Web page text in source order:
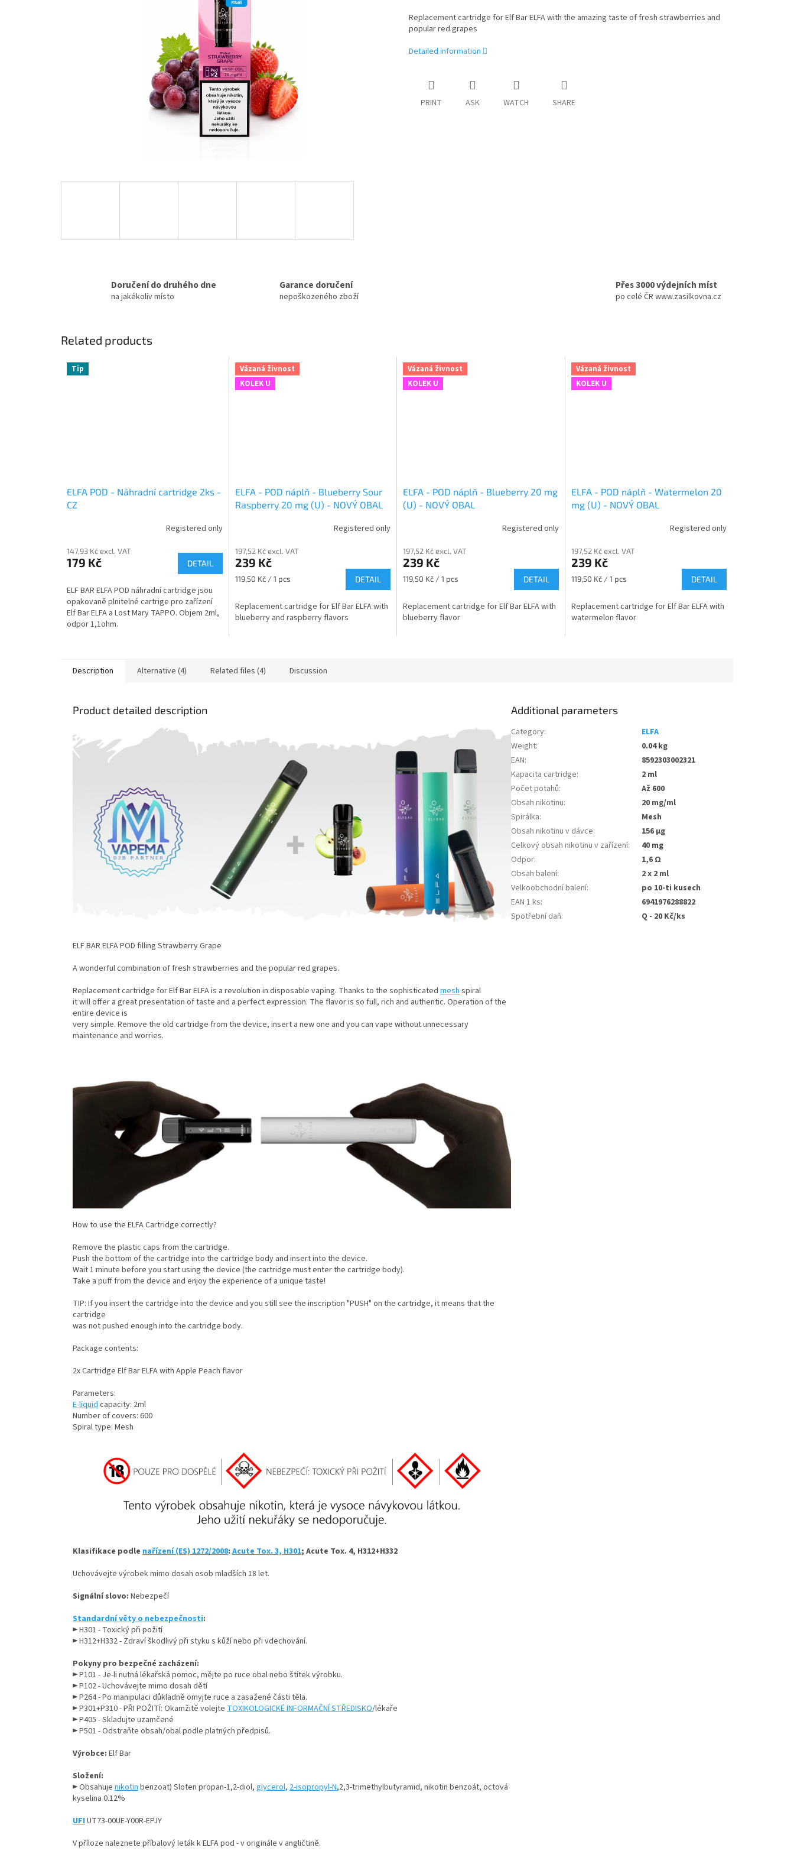
Replacement cartridge for Elf Bar ELFA with the amazing taste of fresh strawberries and
popular red grapes
Detailed information
PRINT ASK WATCH SHARE
Doručení do druhého dne
na jakékoliv místo
Garance doručení
nepoškozeného zboží
Přes 3000 výdejních míst
po celé ČR www.zasilkovna.cz
Related products
Tip
ELFA POD - Náhradní cartridge 2ks -
CZ
Registered only
147,93 Kč excl. VAT
179 Kč DETAIL
ELF BAR ELFA POD náhradní cartridge jsou
opakovaně plnitelné cartrige pro zařízení
Elf Bar ELFA a Lost Mary TAPPO. Objem 2ml,
odpor 1,1ohm.
Vázaná živnost
KOLEK U
ELFA - POD náplň - Blueberry Sour
Raspberry 20 mg (U) - NOVÝ OBAL
Registered only
197,52 Kč excl. VAT
239 Kč
Measure
119,50 Kč / 1 pcs DETAIL
Replacement cartridge for Elf Bar ELFA with
blueberry and raspberry flavors
Vázaná živnost
KOLEK U
ELFA - POD náplň - Blueberry 20 mg
(U) - NOVÝ OBAL
Registered only
197,52 Kč excl. VAT
239 Kč
Measure
119,50 Kč / 1 pcs DETAIL
Replacement cartridge for Elf Bar ELFA with
blueberry flavor
Vázaná živnost
KOLEK U
ELFA - POD náplň - Watermelon 20
mg (U) - NOVÝ OBAL
Registered only
197,52 Kč excl. VAT
239 Kč
Measure
119,50 Kč / 1 pcs DETAIL
Replacement cartridge for Elf Bar ELFA with
watermelon flavor
Description Alternative (4) Related files (4) Discussion
Product detailed description
ELF BAR ELFA POD filling Strawberry Grape
A wonderful combination of fresh strawberries and the popular red grapes.
Replacement cartridge for Elf Bar ELFA is a revolution in disposable vaping. Thanks to the sophisticated meshspiral
it will offer a great presentation of taste and a perfect expression. The flavor is so full, rich and authentic. Operation of the
entire device is
very simple. Remove the old cartridge from the device, insert a new one and you can vape without unnecessary
maintenance and worries.
How to use the ELFA Cartridge correctly?
Remove the plastic caps from the cartridge.
Push the bottom of the cartridge into the cartridge body and insert into the device.
Wait 1 minute before you start using the device (the cartridge must enter the cartridge body).
Take a puff from the device and enjoy the experience of a unique taste!
TIP: If you insert the cartridge into the device and you still see the inscription "PUSH" on the cartridge, it means that the
cartridge
was not pushed enough into the cartridge body.
Package contents:
2x Cartridge Elf Bar ELFA with Apple Peach flavor
Parameters:
E-liquid capacity: 2ml
Number of covers: 600
Spiral type: Mesh
Klasifikace podle nařízení (ES) 1272/2008: Acute Tox. 3, H301; Acute Tox. 4, H312+H332
Uchovávejte výrobek mimo dosah osob mladších 18 let.
Signální slovo: Nebezpečí
Standardní věty o nebezpečnosti:
► H301 - Toxický při požití
► H312+H332 - Zdraví škodlivý při styku s kůží nebo při vdechování.
Pokyny pro bezpečné zacházení:
► P101 - Je-li nutná lékařská pomoc, mějte po ruce obal nebo štítek výrobku.
► P102 - Uchovávejte mimo dosah dětí
► P264 - Po manipulaci důkladně omyjte ruce a zasažené části těla.
► P301+P310 - PŘI POŽITÍ: Okamžitě volejte TOXIKOLOGICKÉ INFORMAČNÍ STŘEDISKO/lékaře
► P405 - Skladujte uzamčené
► P501 - Odstraňte obsah/obal podle platných předpisů.
Výrobce: Elf Bar
Složení:
► Obsahuje nikotin benzoat) Sloten propan-1,2-diol, glycerol, 2-isopropyl-N,2,3-trimethylbutyramid, nikotin benzoát, octová
kyselina 0.12%
UFI UT73-00UE-Y00R-EPJY
V příloze naleznete příbalový leták k ELFA pod - v originále v angličtině.
Additional parameters
Category:
ELFA
Weight:
0.04 kg
EAN:
8592303002321
Kapacita cartridge:
2 ml
Počet potahů:
Až 600
Obsah nikotinu:
20 mg/ml
Spirálka:
Mesh
Obsah nikotinu v dávce:
156 µg
Celkový obsah nikotinu v zařízení:
40 mg
Odpor:
1,6 Ω
Obsah balení:
2 x 2 ml
Velkoobchodní balení:
po 10-ti kusech
EAN 1 ks:
6941976288822
Spotřební daň: Q - 20 Kč/ks